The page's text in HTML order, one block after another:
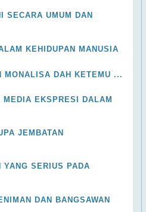
SECARA UMUM DAN
KEHIDUPAN MANUSIA
MONALISA DAH KETEMU ...
EKSPRESI DALAM
JEMBATAN
YANG SERIUS PADA
DAN BANGSAWAN